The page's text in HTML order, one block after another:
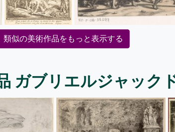
類似の美術作品をもっと表示する
ガブリエルジャック